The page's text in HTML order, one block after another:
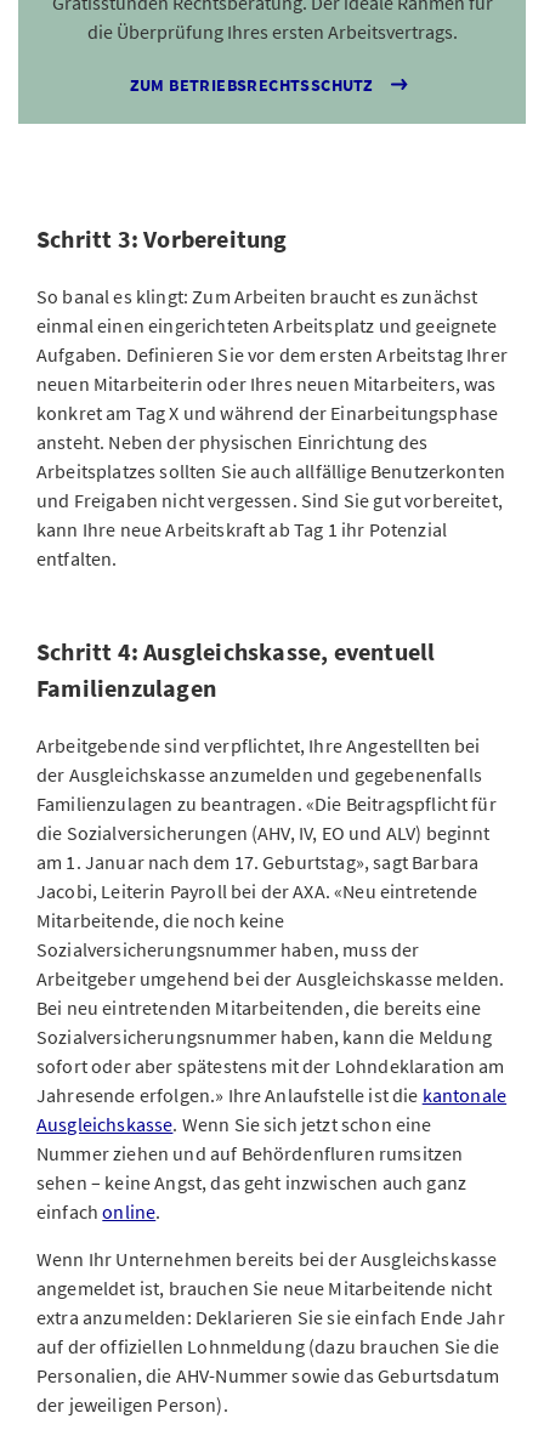
die Überprüfung Ihres ersten Arbeitsvertrags.
ZUM BETRIEBSRECHTSSCHUTZ
Schritt 3: Vorbereitung
So banal es klingt: Zum Arbeiten braucht es zunächst
einmal einen eingerichteten Arbeitsplatz und geeignete
Aufgaben. Definieren Sie vor dem ersten Arbeitstag Ihrer
neuen Mitarbeiterin oder Ihres neuen Mitarbeiters, was
konkret am Tag X und während der Einarbeitungsphase
ansteht. Neben der physischen Einrichtung des
Arbeitsplatzes sollten Sie auch allfällige Benutzerkonten
und Freigaben nicht vergessen. Sind Sie gut vorbereitet,
kann Ihre neue Arbeitskraft ab Tag 1 ihr Potenzial
entfalten.
Schritt 4: Ausgleichskasse, eventuell
Familienzulagen
Arbeitgebende sind verpflichtet, Ihre Angestellten bei
der Ausgleichskasse anzumelden und gegebenenfalls
Familienzulagen zu beantragen. «Die Beitragspflicht für
die Sozialversicherungen (AHV, IV, EO und ALV) beginnt
am 1. Januar nach dem 17. Geburtstag», sagt Barbara
Jacobi, Leiterin Payroll bei der AXA. «Neu eintretende
Mitarbeitende, die noch keine
Sozialversicherungsnummer haben, muss der
Arbeitgeber umgehend bei der Ausgleichskasse melden.
Bei neu eintretenden Mitarbeitenden, die bereits eine
Sozialversicherungsnummer haben, kann die Meldung
sofort oder aber spätestens mit der Lohndeklaration am
Jahresende erfolgen.» Ihre Anlaufstelle ist die kantonale
Ausgleichskasse. Wenn Sie sich jetzt schon eine
Nummer ziehen und auf Behördenfluren rumsitzen
sehen – keine Angst, das geht inzwischen auch ganz
einfachonline.
Wenn Ihr Unternehmen bereits bei der Ausgleichskasse
angemeldet ist, brauchen Sie neue Mitarbeitende nicht
extra anzumelden: Deklarieren Sie sie einfach Ende Jahr
auf der offiziellen Lohnmeldung (dazu brauchen Sie die
Personalien, die AHV-Nummer sowie das Geburtsdatum
der jeweiligen Person).